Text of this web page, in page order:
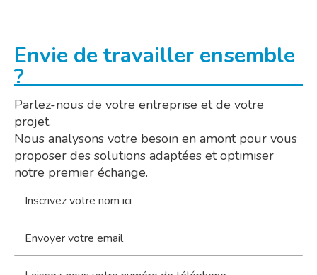
Envie de travailler ensemble
?
Parlez-nous de votre entreprise et de votre
projet.
Nous analysons votre besoin en amont pour vous
proposer des solutions adaptées et optimiser
notre premier échange.